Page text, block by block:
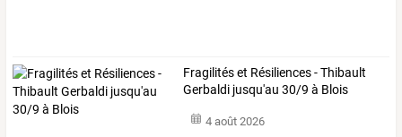
Fragilités et Résiliences - Thibault
Gerbaldi jusqu'au 30/9 à Blois
4 août 2026